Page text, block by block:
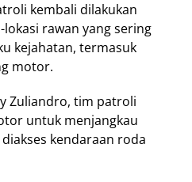
kembali dilakukan
rawan yang sering
kejahatan, termasuk
motor.
Zuliandro, tim patroli
untuk menjangkau
kendaraan roda